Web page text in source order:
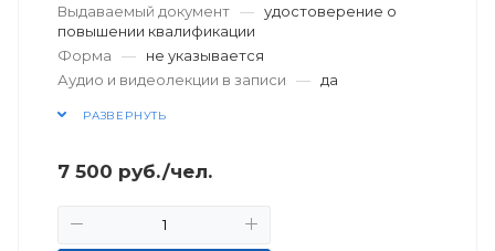
Выдаваемый документ — удостоверение о
повышении квалификации
Форма
—
не указывается
Аудио и видеолекции в записи
— да
РАЗВЕРНУТЬ
7 500 руб./чел.